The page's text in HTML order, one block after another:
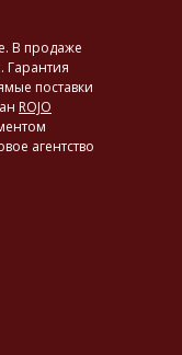
В продаже
поставки
ROJO
агентство